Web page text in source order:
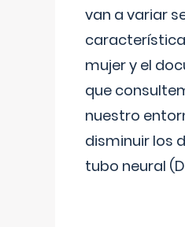
van a variar
mujer y el
que
nuestro
disminuir los
tubo neural